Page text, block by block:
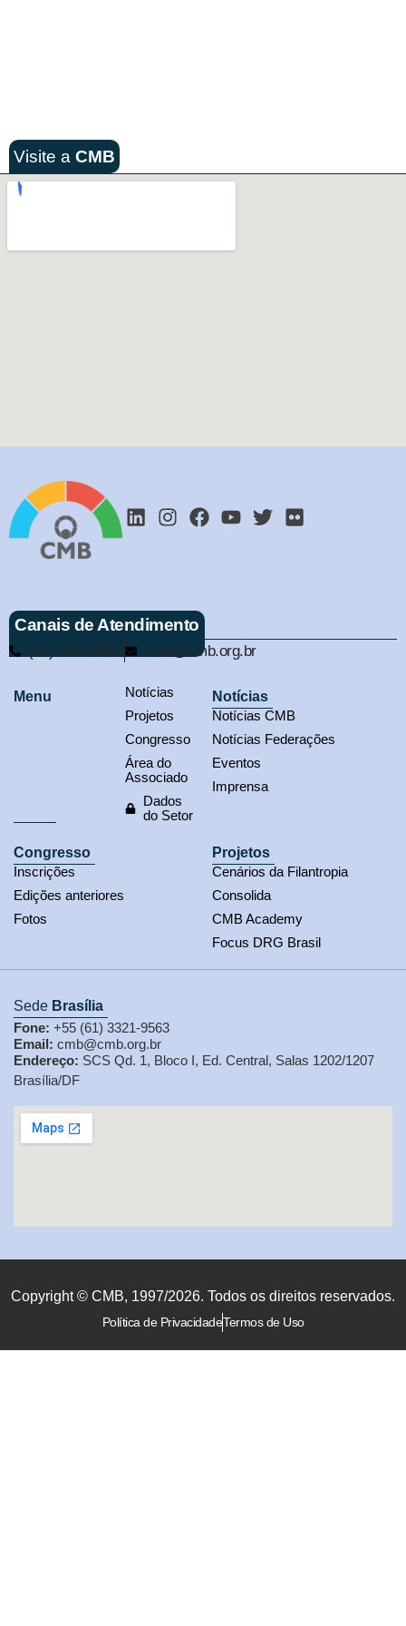
Visite a CMB
Canais de Atendimento
(61) 3321-9563 cmb@cmb.org.br
Menu
Notícias
Projetos
Congresso
Área do
Associado
Dados
do Setor
Notícias
Notícias CMB
Notícias Federações
Eventos
Imprensa
Congresso
Inscrições
Edições anteriores
Fotos
Projetos
Cenários da Filantropia
Consolida
CMB Academy
Focus DRG Brasil
Sede Brasília
Fone: +55 (61) 3321-9563
Email: cmb@cmb.org.br
Endereço: SCS Qd. 1, Bloco I, Ed. Central, Salas 1202/1207
Brasília/DF
Copyright © CMB, 1997/2026. Todos os direitos reservados.
Política de PrivacidadeTermos de Uso